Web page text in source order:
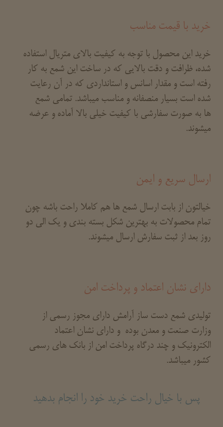
خرید با قیمت مناسب
خرید این محصول با توجه به کیفیت بالای متریال استفاده
شده، ظرافت و دقت بالایی که در ساخت این شمع به کار
رفته است و مقدار اسانس و استانداردی که در آن رعایت
شده است بسیار منصفانه و مناسب میباشد. تمامی شمع
ها به صورت سفارشی با کیفیت خیلی بالا آماده و عرضه
میشوند.
ارسال سریع و ایمن
خیالتون از بابت ارسال شمع ها هم کاملا راحت باشه چون
تمام محصولات به بهترین شکل بسته بندی و یک الی دو
روز بعد از ثبت سفارش ارسال میشوند.
دارای نشان اعتماد و پرداخت امن
تولیدی شمع دست ساز آرامش دارای مجوز رسمی از
وزارت صنعت و معدن بوده و دارای نشان اعتماد
الکترونیک و چند درگاه پرداخت امن از بانک های رسمی
کشور میباشد.
پس با خیال راحت خرید خود را انجام بدهید